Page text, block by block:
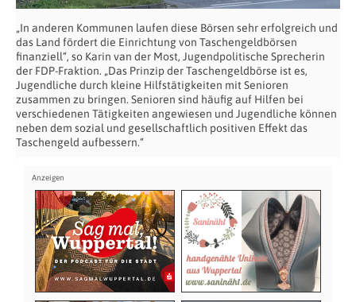
„In anderen Kommunen laufen diese Börsen sehr erfolgreich und
das Land fördert die Einrichtung von Taschengeldbörsen
finanziell“, so Karin van der Most, Jugendpolitische Sprecherin
der FDP-Fraktion. „Das Prinzip der Taschengeldbörse ist es,
Jugendliche durch kleine Hilfstätigkeiten mit Senioren
zusammen zu bringen. Senioren sind häufig auf Hilfen bei
verschiedenen Tätigkeiten angewiesen und Jugendliche können
neben dem sozial und gesellschaftlich positiven Effekt das
Taschengeld aufbessern.“